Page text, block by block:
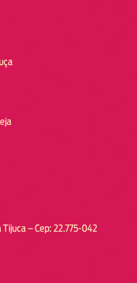
Tijuca – Cep: 22.775-042